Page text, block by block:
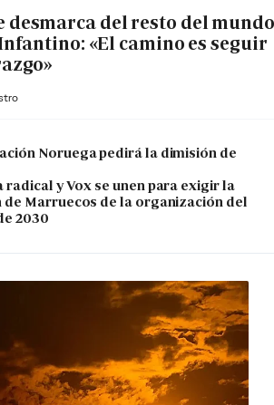
desmarca del resto del mundo
«El camino es seguir
Noruega pedirá la dimisión de
radical y Vox se unen para exigir la
de Marruecos de la organización del
2030